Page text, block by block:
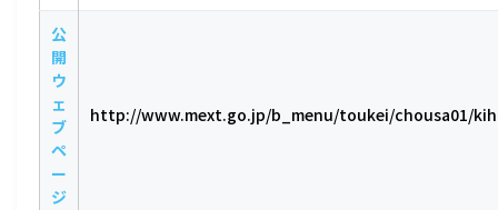
公
開
ウ
ェ
ブ
ペ
ー
ジ
http://www.mext.go.jp/b_menu/toukei/chousa01/